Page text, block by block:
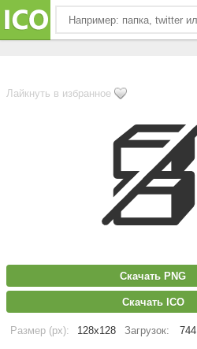
Лайкнуть в избранное
Скачать PNG
Скачать ICO
Размер (px): 128x128 Загрузок: 744